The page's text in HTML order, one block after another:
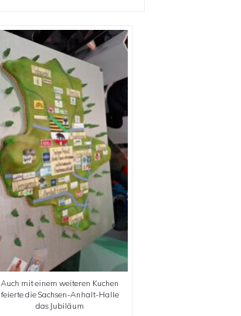
Auch mit einem weiteren Kuchen
feierte die Sachsen-Anhalt-Halle
das Jubiläum